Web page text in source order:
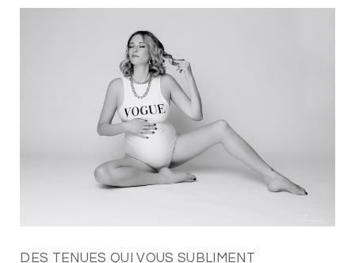
DES TENUES QUI VOUS SUBLIMENT